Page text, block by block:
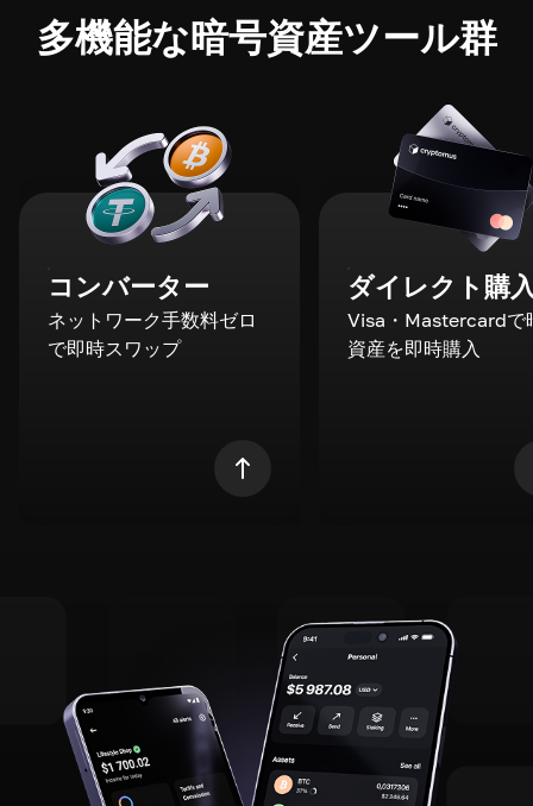
多機能な暗号資産ツール群
コンバーター
ネットワーク手数料ゼロ
で即時スワップ
ダイレクト購
Visa・Mastercardで
資産を即時購入